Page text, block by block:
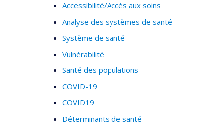
Accessibilité/Accès aux soins
Analyse des systèmes de santé
Système de santé
Vulnérabilité
Santé des populations
COVID-19
COVID19
Déterminants de santé